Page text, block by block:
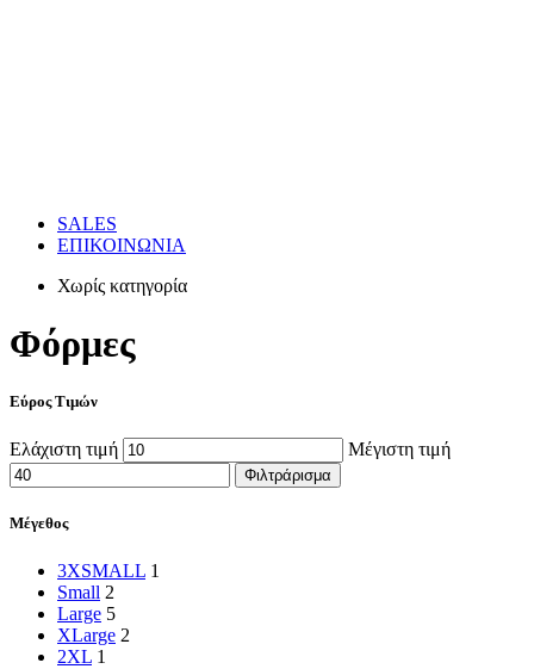
SALES
ΕΠΙΚΟΙΝΩΝΙΑ
Χωρίς κατηγορία
Φόρμες
Εύρος Τιμών
Ελάχιστη τιμή Μέγιστη τιμή
Φιλτράρισμα
Μέγεθος
3XSMALL 1
Small 2
Large 5
XLarge 2
2XL 1